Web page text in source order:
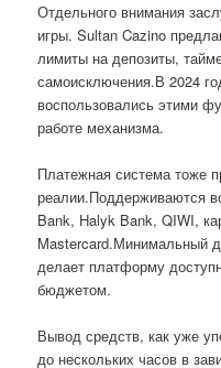
Отдельного внимания
игры. Sultan Cazino
лимиты на депозиты,
самоисключения.В 2024
воспользовались этими
работе механизма.
Платежная система тоже
реалии.Поддерживаются
Bank, Halyk Bank, QIWI,
Mastercard.Минимальный
делает платформу
бюджетом.
Вывод средств, как уже
до нескольких часов в